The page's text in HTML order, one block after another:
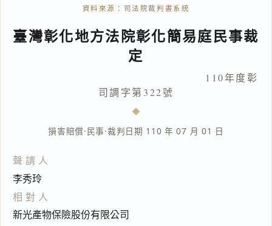
資料來源：司法院裁判書系統
臺灣彰化地方法院彰化簡易庭民事裁
定
110年度彰
司調字第322號
損害賠償·民事·裁判日期 110 年 07 月 01 日
聲請人
李秀玲
相對人
新光產物保險股份有限公司